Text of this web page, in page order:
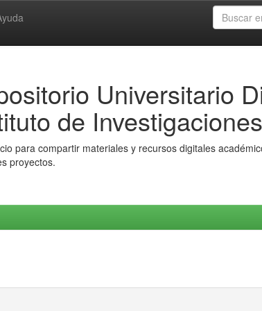
Universitario
de
para compartir materiales y recursos digitales
proyectos.